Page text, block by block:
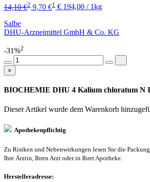
14,10 €2 9,70 €1 € 194,00 / 1kg
Salbe
DHU-Arzneimittel GmbH & Co. KG
-31%2
×
BIOCHEMIE DHU 4 Kalium chloratum N
Dieser Artikel wurde dem Warenkorb
Apothekenpflichtig
Zu Risiken und Nebenwirkungen lesen Sie die
Ihre Ärztin, Ihren Arzt oder in Ihrer Apotheke.
Herstelleradresse: